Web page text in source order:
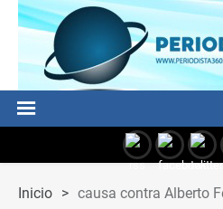
Inicio > causa contra Alberto